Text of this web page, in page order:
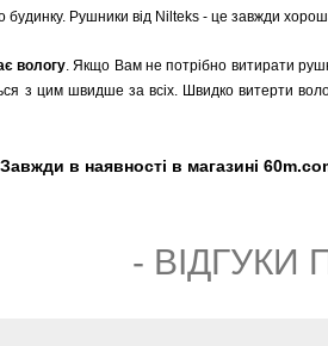
будинку. Рушники від Nilteks - це завжди
вологу. Якщо Вам не потрібно витирати
з цим швидше за всіх. Швидко витерти
в наявності в магазині
- ВIДГУКИ